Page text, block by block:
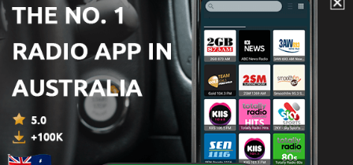
30 Jul 2026
160 - תרגול 127 – ניקיון וסידור הבית הפנימי
17 Jul 2026
159 - תרגול 126 – שאיפה, נשיפה, עמוקה, איטית
10 Jul 2026
158 - תרגול 125 – נשימה והתרחבות המודעות בגוף
03 Jul 2026